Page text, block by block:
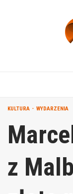
KULTURA WYDARZENIA
z